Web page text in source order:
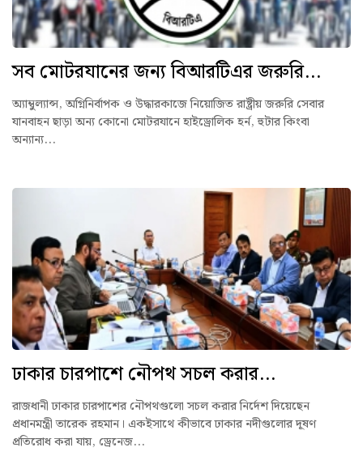
সব মোটরযানের জন্য বিআরটিএর জরুরি...
অ্যাম্বুল্যান্স, অগ্নিনির্বাপক ও উদ্ধারকাজে নিয়োজিত রাষ্ট্রীয় জরুরি সেবার
যানবাহন ছাড়া অন্য কোনো মোটরযানে হাইড্রোলিক হর্ন, হুটার কিংবা
অন্যান্য...
ঢাকার চারপাশে নৌপথ সচল করার...
রাজধানী ঢাকার চারপাশের নৌপথগুলো সচল করার নির্দেশ দিয়েছেন
প্রধানমন্ত্রী তারেক রহমান। একইসাথে কীভাবে ঢাকার নদীগুলোর দূষণ
প্রতিরোধ করা যায়, ড্রেনেজ...